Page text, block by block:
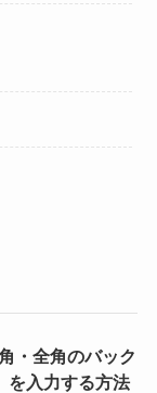
・全角のバック
を入力する方法